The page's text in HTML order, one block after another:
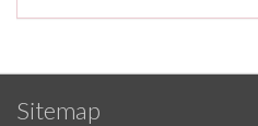
Sitemap